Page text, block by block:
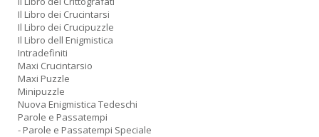
Il Libro dei Crucintarsi
Il Libro dei Crucipuzzle
Il Libro dell Enigmistica
Intradefiniti
Maxi Crucintarsio
Maxi Puzzle
Minipuzzle
Nuova Enigmistica Tedeschi
Parole e Passatempi
- Parole e Passatempi Speciale